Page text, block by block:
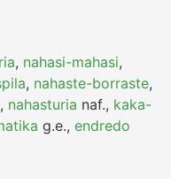
, nahasi-mahasi,
, nahaste-borraste,
, nahasturia naf., kaka-
g.e.,endredo